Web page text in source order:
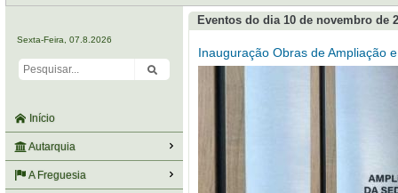
Sexta-Feira, 07.8.2026
Início
Autarquia
A Freguesia
Eventos do dia 10 de novembro de
Inauguração Obras de Ampliação